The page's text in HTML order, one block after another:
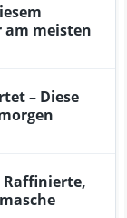
meisten
– Diese
Raffinierte,